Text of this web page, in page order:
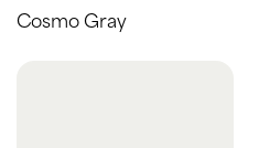
Cosmo Gray